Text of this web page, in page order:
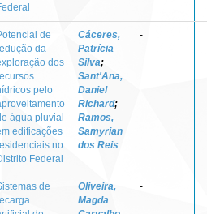
de
da
dos
pelo
água pluvial
edificações
no
Federal
Cáceres,
Patrícia
Silva;
Sant'Ana,
Daniel
Richard;
Ramos,
Samyrian
dos Reis
-
de
Oliveira,
Magda
-